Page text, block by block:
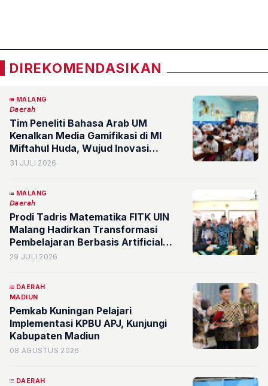
DIREKOMENDASIKAN
MALANG
𝘋𝘢𝘦𝘳𝘢𝘩
Tim Peneliti Bahasa Arab UM
Kenalkan Media Gamifikasi di MI
Miftahul Huda, Wujud Inovasi
Pembelajaran Menuju Pendidikan
31 JULI 2026
MALANG
𝘋𝘢𝘦𝘳𝘢𝘩
Prodi Tadris Matematika FITK UIN
Malang Hadirkan Transformasi
Pembelajaran Berbasis Artificial
Intelligence di Trenggalek
29 JULI 2026
DAERAH
MADIUN
Pemkab Kuningan Pelajari
Implementasi KPBU APJ, Kunjungi
Kabupaten Madiun
08 AGUSTUS 2026
DAERAH